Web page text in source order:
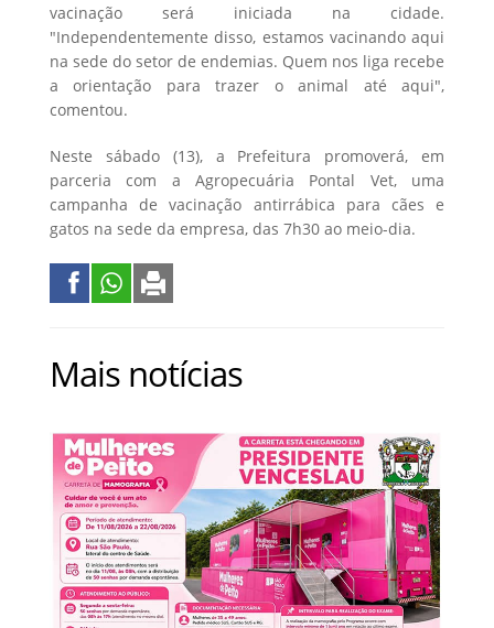
vacinação será iniciada na cidade.
"Independentemente disso, estamos vacinando aqui
na sede do setor de endemias. Quem nos liga recebe
a orientação para trazer o animal até aqui",
comentou.
Neste sábado (13), a Prefeitura promoverá, em
parceria com a Agropecuária Pontal Vet, uma
campanha de vacinação antirrábica para cães e
gatos na sede da empresa, das 7h30 ao meio-dia.
Mais notícias